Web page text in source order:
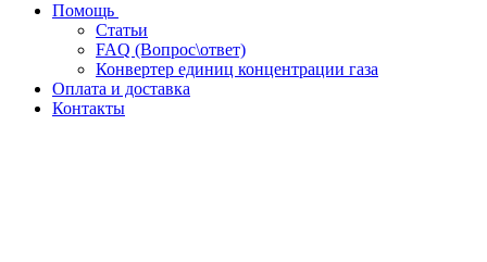
Помощь
Статьи
FAQ (Вопрос\ответ)
Конвертер единиц концентрации газа
Оплата и доставка
Контакты